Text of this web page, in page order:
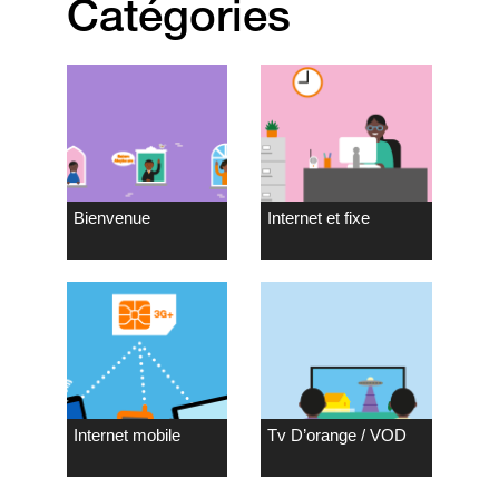
Catégories
Bienvenue Internet et fixe
Internet mobile Tv D’orange / VOD